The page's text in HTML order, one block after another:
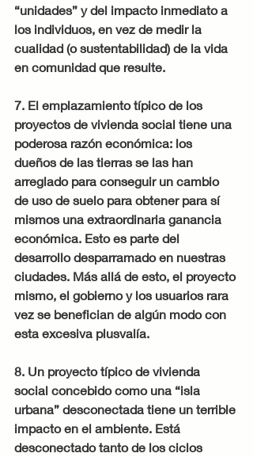
“unidades” y del impacto inmediato a
los individuos, en vez de medir la
cualidad (o sustentabilidad) de la vida
en comunidad que resulte.
7. El emplazamiento típico de los
proyectos de vivienda social tiene una
poderosa razón económica: los
dueños de las tierras se las han
arreglado para conseguir un cambio
de uso de suelo para obtener para sí
mismos una extraordinaria ganancia
económica. Esto es parte del
desarrollo desparramado en nuestras
ciudades. Más allá de esto, el proyecto
mismo, el gobierno y los usuarios rara
vez se benefician de algún modo con
esta excesiva plusvalía.
8. Un proyecto típico de vivienda
social concebido como una “isla
urbana” desconectada tiene un terrible
impacto en el ambiente. Está
desconectado tanto de los ciclos